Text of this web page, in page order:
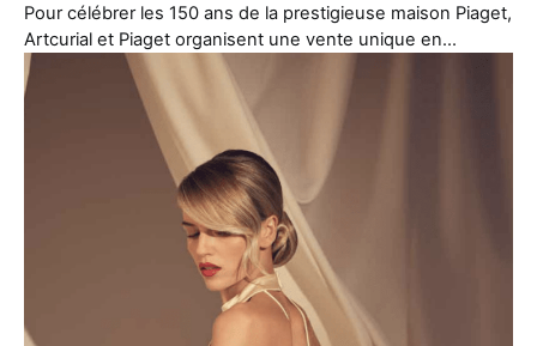
Pour célébrer les 150 ans de la prestigieuse maison Piaget,
Artcurial et Piaget organisent une vente unique en…